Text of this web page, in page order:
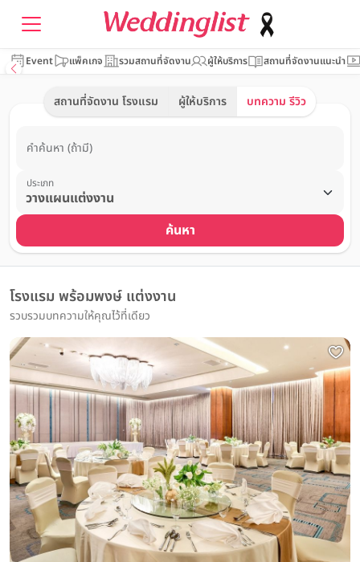
Event แพ็คเกจ รวมสถานที่จัดงาน ผู้ให้บริการ สถานที่จัดงานแนะนำ
สถานที่จัดงาน โรงแรม ผู้ให้บริการ บทความ รีวิว
คำค้นหา (ถ้ามี)
ประเภท
ค้นหา
โรงแรม พร้อมพงษ์ แต่งงาน
รวบรวมบทความให้คุณไว้ที่เดียว